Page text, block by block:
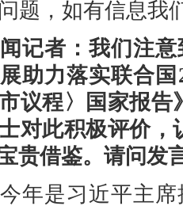
题，如有信息我
记者：我们注
助力落实联合
议程〉国家报
对此积极评价
贵借鉴。请问发
年是习近平主